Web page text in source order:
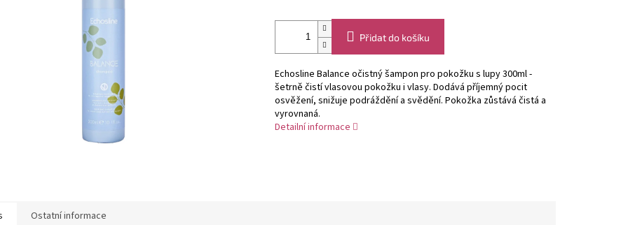
Přidat do košíku
Echosline Balance očistný šampon pro pokožku s lupy 300ml -
šetrně čistí vlasovou pokožku i vlasy. Dodává příjemný pocit
osvěžení, snižuje podráždění a svědění. Pokožka zůstává čistá a
vyrovnaná.
Detailní informace
Ostatní informace